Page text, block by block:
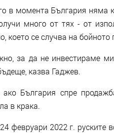
в момента България няма
много от тях - от
което се случва на бойното
за да не инвестираме
казва Гаджев.
ако България спре
в крака.
февруари 2022 г. руските